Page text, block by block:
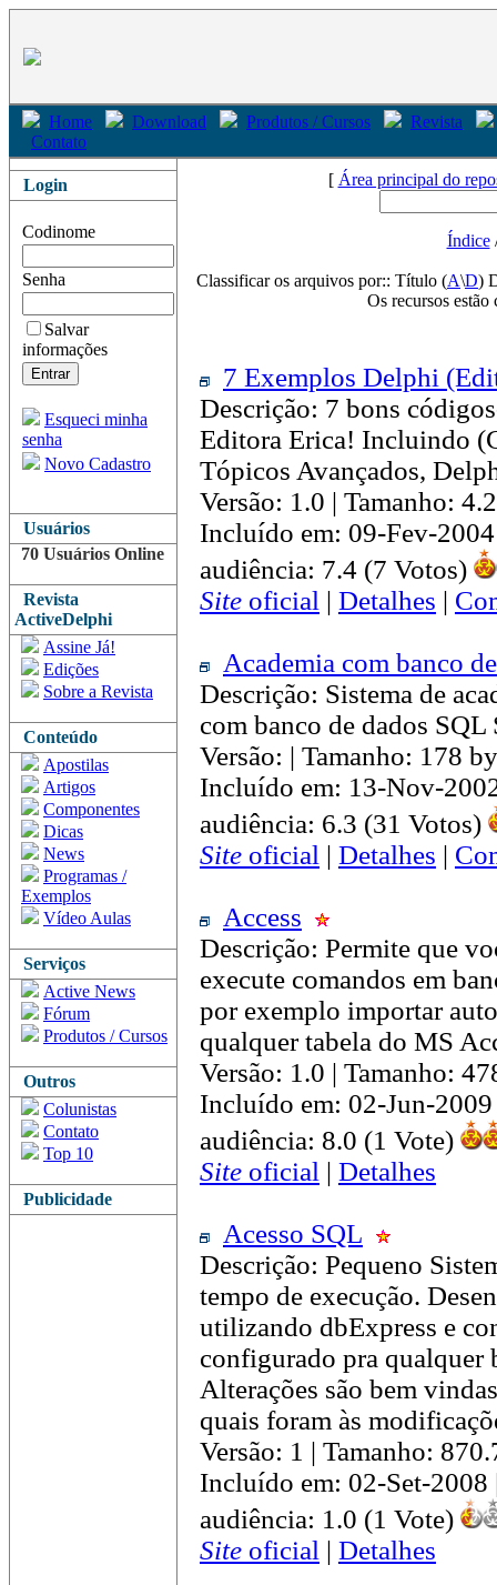
Home Download Produtos / Cursos
Revista
Contato
Login
Codinome
Senha
Salvar
informações
Esqueci minha
senha
Novo Cadastro
Usuários
70 Usuários Online
Revista
ActiveDelphi
Assine Já!
Edições
Sobre a Revista
Conteúdo
Apostilas
Artigos
Componentes
Dicas
News
Programas /
Exemplos
Vídeo Aulas
Serviços
Active News
Fórum
Produtos / Cursos
Outros
Colunistas
Contato
Top 10
Publicidade
[ Área principal do
Índice
Classificar os arquivos por:: Título (A\D)
Os recursos
7 Exemplos Delphi
Descrição: 7 bons
Editora Erica! Incluindo
Tópicos Avançados,
Versão: 1.0 | Tamanho:
Incluído em: 09-Fev-
audiência: 7.4 (7 Votos)
Site oficial | Detalhes |
Academia com banco
Descrição: Sistema de
com banco de dados SQL
Versão: | Tamanho: 178
Incluído em: 13-Nov-
audiência: 6.3 (31 Votos)
Site oficial | Detalhes |
Access
Descrição: Permite que
execute comandos em
por exemplo importar
qualquer tabela do MS
Versão: 1.0 | Tamanho:
Incluído em: 02-Jun-
audiência: 8.0 (1 Vote)
Site oficial | Detalhes
Acesso SQL
Descrição: Pequeno
tempo de execução.
utilizando dbExpress e
configurado pra qualquer
Alterações são bem
quais foram às
Versão: 1 | Tamanho:
Incluído em: 02-Set-
audiência: 1.0 (1 Vote)
Site oficial | Detalhes